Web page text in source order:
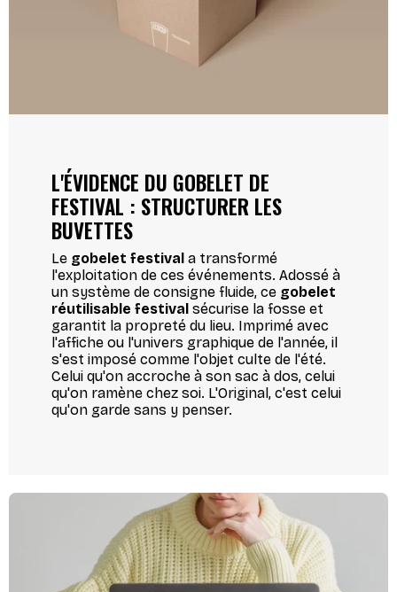
L'ÉVIDENCE DU GOBELET DE
FESTIVAL : STRUCTURER LES
BUVETTES
Le gobelet festival a transformé
l'exploitation de ces événements. Adossé à
un système de consigne fluide, ce gobelet
réutilisable festival sécurise la fosse et
garantit la propreté du lieu. Imprimé avec
l'affiche ou l'univers graphique de l'année, il
s'est imposé comme l'objet culte de l'été.
Celui qu'on accroche à son sac à dos, celui
qu'on ramène chez soi. L'Original, c'est celui
qu'on garde sans y penser.